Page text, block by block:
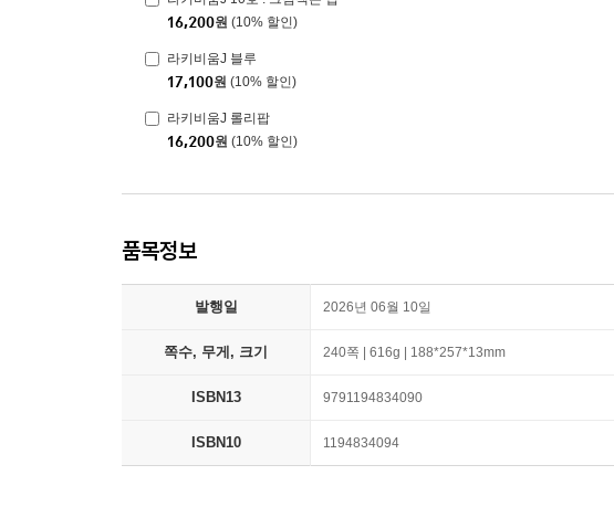
16,200원 (10% 할인)
라키비움J 블루
17,100원 (10% 할인)
라키비움J 롤리팝
16,200원 (10% 할인)
품목정보
발행일 2026년 06월 10일
쪽수, 무게, 크기 240쪽 | 616g | 188*257*13mm
ISBN13 9791194834090
ISBN10 1194834094